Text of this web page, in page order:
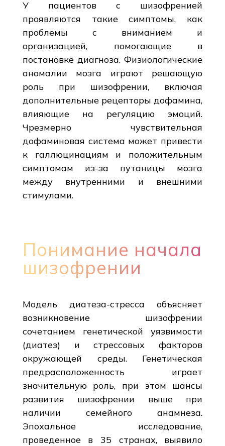
У пациентов с шизофренией
проявляются такие симптомы, как
проблемы с вниманием и
организацией, помогающие в
постановке диагноза. Физиологические
аномалии мозга играют решающую
роль при шизофрении, включая
дополнительные рецепторы дофамина,
влияющие на регуляцию эмоций.
Чрезмерно чувствительная
дофаминовая система может привести
к галлюцинациям и положительным
симптомам из-за путаницы мозга
между внутренними и внешними
стимулами.
Понимание начала
шизофрении
Модель диатеза-стресса объясняет
возникновение шизофрении
сочетанием генетической уязвимости
(диатез) и стрессовых факторов
окружающей среды. Генетическая
предрасположенность играет
значительную роль, при этом шансы
развития шизофрении выше при
наличии семейного анамнеза.
Эпохальное исследование,
проведенное в 35 странах, выявило